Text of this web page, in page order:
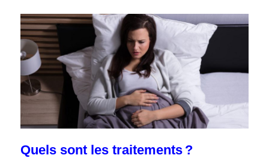
Quels sont les traitements ?